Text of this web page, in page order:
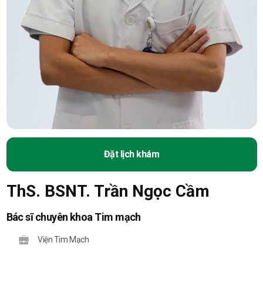
Đặt lịch khám
ThS. BSNT. Trần Ngọc Cầm
Bác sĩ chuyên khoa Tim mạch
Viện Tim Mạch